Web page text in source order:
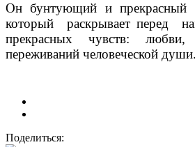
Он бунтующий и прекрасный
который раскрывает перед
прекрасных чувств:
переживаний человеческой души.
Поделиться: